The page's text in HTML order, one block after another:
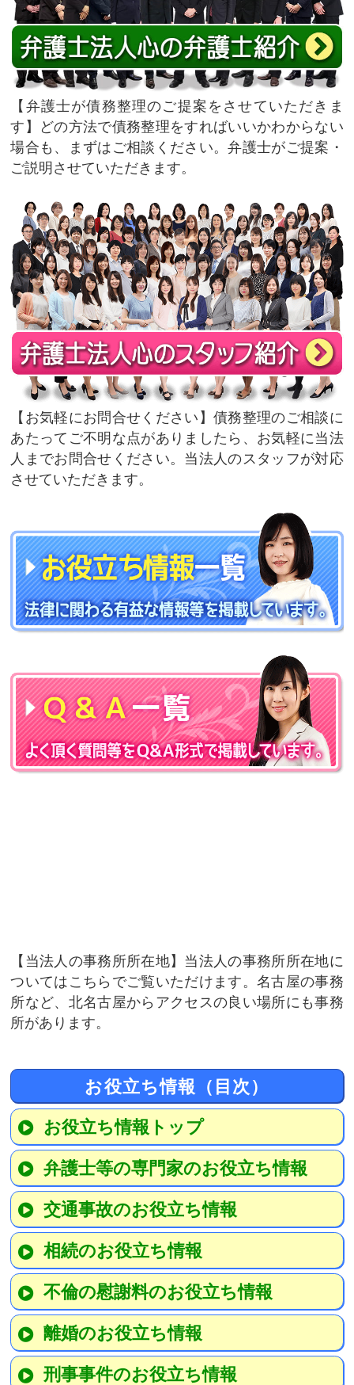
弁護士が債務整理のご提案をさせていただきま
す
どの方法で債務整理をすればいいかわからない
場合も、まずはご相談ください。弁護士がご提案・
ご説明させていただきます。
お気軽にお問合せください
債務整理のご相談に
あたってご不明な点がありましたら、お気軽に当法
人までお問合せください。当法人のスタッフが対応
させていただきます。
当法人の事務所所在地
当法人の事務所所在地に
ついてはこちらでご覧いただけます。名古屋の事務
所など、北名古屋からアクセスの良い場所にも事務
所があります。
お役立ち情報（目次）
お役立ち情報トップ
弁護士等の専門家のお役立ち情報
交通事故のお役立ち情報
相続のお役立ち情報
不倫の慰謝料のお役立ち情報
離婚のお役立ち情報
刑事事件のお役立ち情報